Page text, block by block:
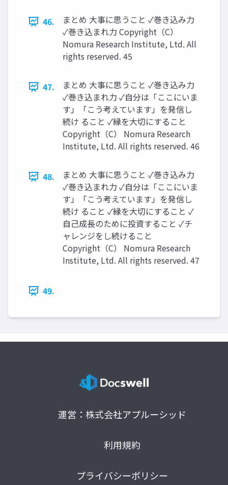
46.
まとめ 大事に思うこと ✓巻き込み力
✓巻き込まれ力 Copyright（C）
Nomura Research Institute, Ltd. All
rights reserved. 45
47.
まとめ 大事に思うこと ✓巻き込み力
✓巻き込まれ力 ✓自分は「ここにいま
す」「こう考えています」を発信し
続け ること ✓縁を大切にすること
Copyright（C） Nomura Research
Institute, Ltd. All rights reserved. 46
48.
まとめ 大事に思うこと ✓巻き込み力
✓巻き込まれ力 ✓自分は「ここにいま
す」「こう考えています」を発信し
続け ること ✓縁を大切にすること ✓
自己成長のために投資すること ✓チ
ャレンジをし続けること
Copyright（C） Nomura Research
Institute, Ltd. All rights reserved. 47
49.
運営：株式会社アプルーシッド
利用規約
プライバシーポリシー